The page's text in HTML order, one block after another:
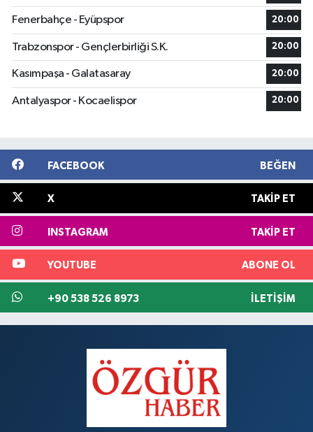
Fenerbahçe - Eyüpspor 20:00
Trabzonspor - Gençlerbirliği S.K. 20:00
Kasımpaşa - Galatasaray 20:00
Antalyaspor - Kocaelispor 20:00
FACEBOOK BEĞEN
X TAKIP ET
INSTAGRAM TAKIP ET
YOUTUBE ABONE OL
+90 538 526 8973 İLETIŞIM